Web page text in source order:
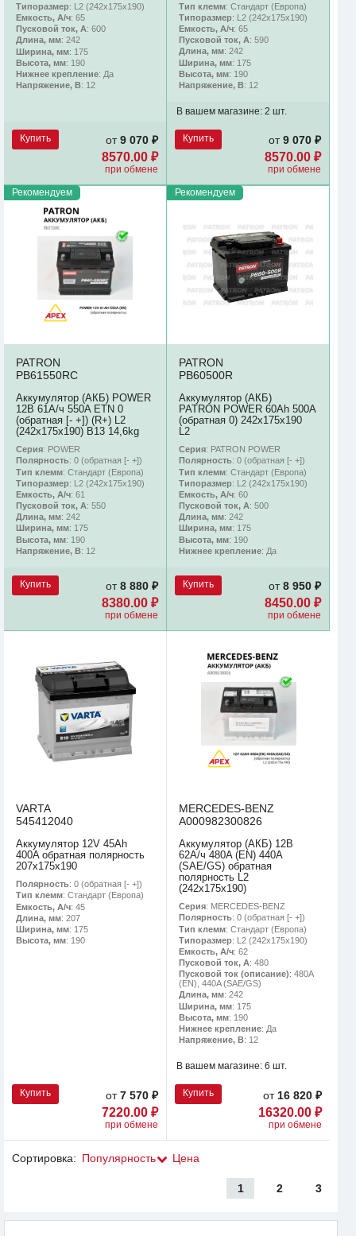
Типоразмер: L2 (242х175х190)
Емкость, А/ч: 65
Пусковой ток, А: 600
Длина, мм: 242
Ширина, мм: 175
Высота, мм: 190
Нижнее крепление: Да
Напряжение, В: 12
Купить от9 070 ₽
8570.00 ₽
при обмене
Тип клемм: Стандарт (Европа)
Типоразмер: L2 (242х175х190)
Емкость, А/ч: 65
Пусковой ток, А: 590
Длина, мм: 242
Ширина, мм: 175
Высота, мм: 190
Напряжение, В: 12
В вашем магазине: 2 шт.
Купить от9 070 ₽
8570.00 ₽
при обмене
Рекомендуем
PATRON
PB61550RC
Аккумулятор (АКБ) POWER
12В 61А/ч 550A ETN 0
(обратная [- +]) (R+) L2
(242х175х190) B13 14,6kg
Серия: POWER
Полярность: 0 (обратная [- +])
Тип клемм: Стандарт (Европа)
Типоразмер: L2 (242х175х190)
Емкость, А/ч: 61
Пусковой ток, А: 550
Длина, мм: 242
Ширина, мм: 175
Высота, мм: 190
Напряжение, В: 12
Купить от8 880 ₽
8380.00 ₽
при обмене
Рекомендуем
PATRON
PB60500R
Аккумулятор (АКБ)
PATRON POWER 60Ah 500A
(обратная 0) 242x175x190
L2
Серия: PATRON POWER
Полярность: 0 (обратная [- +])
Тип клемм: Стандарт (Европа)
Типоразмер: L2 (242х175х190)
Емкость, А/ч: 60
Пусковой ток, А: 500
Длина, мм: 242
Ширина, мм: 175
Высота, мм: 190
Нижнее крепление: Да
Купить от8 950 ₽
8450.00 ₽
при обмене
VARTA
545412040
Аккумулятор 12V 45Ah
400A обратная полярность
207x175x190
Полярность: 0 (обратная [- +])
Тип клемм: Стандарт (Европа)
Емкость, А/ч: 45
Длина, мм: 207
Ширина, мм: 175
Высота, мм: 190
Купить от7 570 ₽
7220.00 ₽
при обмене
MERCEDES-BENZ
A000982300826
Аккумулятор (АКБ) 12В
62А/ч 480A (EN) 440A
(SAE/GS) обратная
полярность L2
(242х175х190)
Серия: MERCEDES-BENZ
Полярность: 0 (обратная [- +])
Тип клемм: Стандарт (Европа)
Типоразмер: L2 (242х175х190)
Емкость, А/ч: 62
Пусковой ток, А: 480
Пусковой ток (описание): 480A
(EN), 440A (SAE/GS)
Длина, мм: 242
Ширина, мм: 175
Высота, мм: 190
Нижнее крепление: Да
Напряжение, В: 12
В вашем магазине: 6 шт.
Купить от 16 820 ₽
16320.00 ₽
при обмене
Сортировка: Популярность Цена
1 2 3